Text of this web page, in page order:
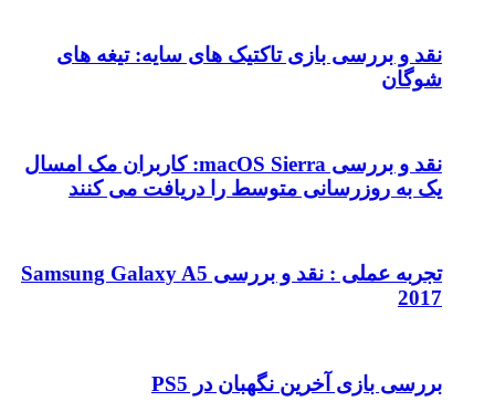
نقد و بررسی بازی تاکتیک های سایه: تیغه های
شوگان
نقد و بررسی macOS Sierra: کاربران مک امسال
یک به روزرسانی متوسط را دریافت می کنند
تجربه عملی : نقد و بررسی Samsung Galaxy A5
2017
بررسی بازی آخرین نگهبان در PS5